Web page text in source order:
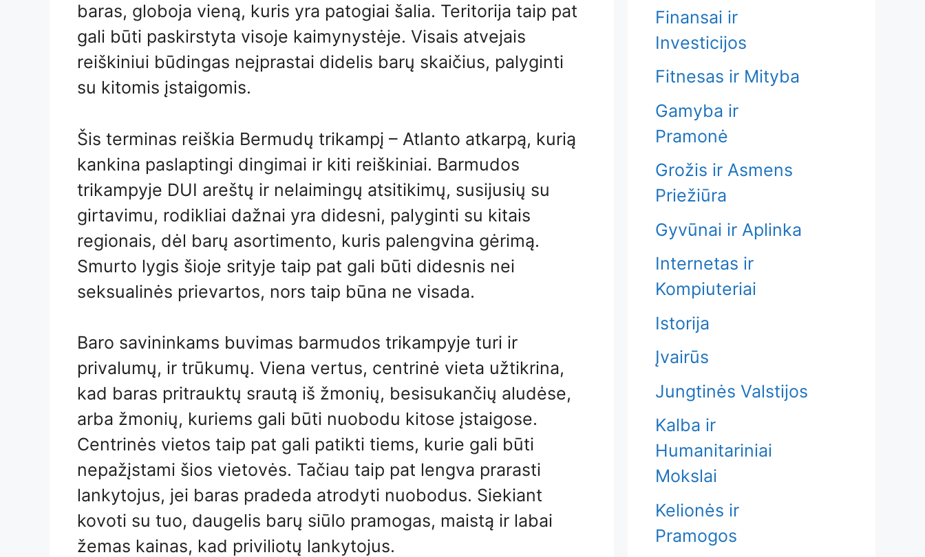
baras, globoja vieną, kuris yra patogiai šalia. Teritorija taip pat
gali būti paskirstyta visoje kaimynystėje. Visais atvejais
reiškiniui būdingas neįprastai didelis barų skaičius, palyginti
su kitomis įstaigomis.
Šis terminas reiškia Bermudų trikampį – Atlanto atkarpą, kurią
kankina paslaptingi dingimai ir kiti reiškiniai. Barmudos
trikampyje DUI areštų ir nelaimingų atsitikimų, susijusių su
girtavimu, rodikliai dažnai yra didesni, palyginti su kitais
regionais, dėl barų asortimento, kuris palengvina gėrimą.
Smurto lygis šioje srityje taip pat gali būti didesnis nei
seksualinės prievartos, nors taip būna ne visada.
Baro savininkams buvimas barmudos trikampyje turi ir
privalumų, ir trūkumų. Viena vertus, centrinė vieta užtikrina,
kad baras pritrauktų srautą iš žmonių, besisukančių aludėse,
arba žmonių, kuriems gali būti nuobodu kitose įstaigose.
Centrinės vietos taip pat gali patikti tiems, kurie gali būti
nepažįstami šios vietovės. Tačiau taip pat lengva prarasti
lankytojus, jei baras pradeda atrodyti nuobodus. Siekiant
kovoti su tuo, daugelis barų siūlo pramogas, maistą ir labai
žemas kainas, kad priviliotų lankytojus.
Finansai ir
Investicijos
Fitnesas ir Mityba
Gamyba ir
Pramonė
Grožis ir Asmens
Priežiūra
Gyvūnai ir Aplinka
Internetas ir
Kompiuteriai
Istorija
Įvairūs
Jungtinės Valstijos
Kalba ir
Humanitariniai
Mokslai
Kelionės ir
Pramogos